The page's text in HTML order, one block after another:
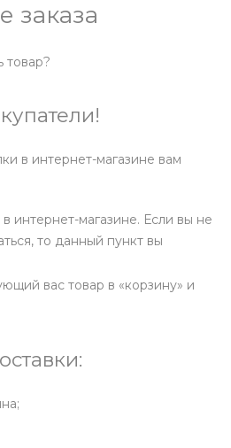
заказа
товар?
в интернет-магазине вам
интернет-магазине. Если вы не
то данный пункт вы
вас товар в «корзину» и